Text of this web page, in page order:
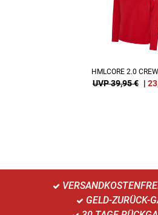
HMLCORE 2.0
UVP 39,95 € |
GELD-ZURÜCK-